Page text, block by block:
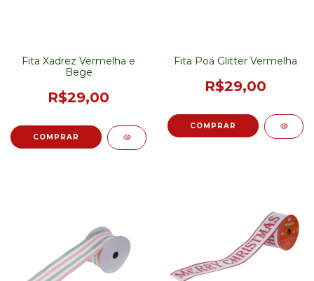
Fita Xadrez Vermelha e
Bege
R$29,00
Fita Poá Glitter Vermelha
R$29,00